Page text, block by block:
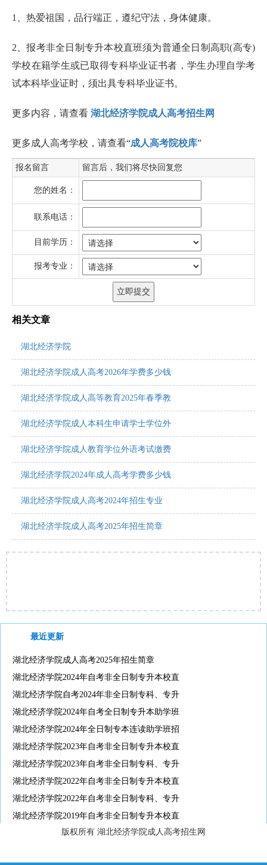
1、热爱祖国，品行端正，遵纪守法，身体健康。
2、报考非全日制专升本校直班须为普通全日制高职(高专)
学校在籍学生或已取得专科毕业证书者，学生办理自学考
试本科毕业证时，须出具专科毕业证书。
更多内容，请查看 湖北经济学院成人高考招生网
更多成人高考学校，请查看“成人高考院校库”
报名留言 留言后，我们将尽快回复您
您的姓名：
联系电话：
目前学历：
报考专业：
相关文章
湖北经济学院
湖北经济学院成人高考2026年学费多少钱
湖北经济学院成人高等教育2025年春季教
湖北经济学院成人本科生申请学士学位外
湖北经济学院成人教育学位外语考试缴费
湖北经济学院2024年成人高考学费多少钱
湖北经济学院成人高考2024年招生专业
湖北经济学院成人高考2025年招生简章
最近更新
湖北经济学院成人高考2025年招生简章
湖北经济学院2024年自考非全日制专升本校直
湖北经济学院自考2024年非全日制专科、专升
湖北经济学院2024年自考全日制专升本助学班
湖北经济学院2024年全日制专本连读助学班招
湖北经济学院2023年自考非全日制专升本校直
湖北经济学院2023年自考非全日制专科、专升
湖北经济学院2022年自考非全日制专升本校直
湖北经济学院2022年自考非全日制专科、专升
湖北经济学院2019年自考非全日制专升本校直
版权所有 湖北经济学院成人高考招生网